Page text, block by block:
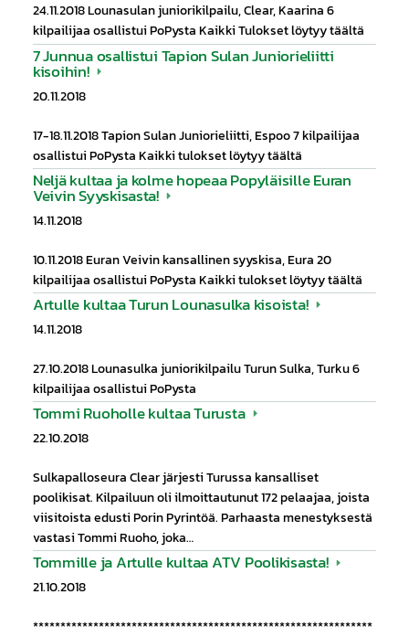
24.11.2018 Lounasulan juniorikilpailu, Clear, Kaarina 6
kilpailijaa osallistui PoPysta Kaikki Tulokset löytyy täältä
7 Junnua osallistui Tapion Sulan Juniorieliitti
kisoihin!
20.11.2018
17-18.11.2018 Tapion Sulan Juniorieliitti, Espoo 7 kilpailijaa
osallistui PoPysta Kaikki tulokset löytyy täältä
Neljä kultaa ja kolme hopeaa Popyläisille Euran
Veivin Syyskisasta!
14.11.2018
10.11.2018 Euran Veivin kansallinen syyskisa, Eura 20
kilpailijaa osallistui PoPysta Kaikki tulokset löytyy täältä
Artulle kultaa Turun Lounasulka kisoista!
14.11.2018
27.10.2018 Lounasulka juniorikilpailu Turun Sulka, Turku 6
kilpailijaa osallistui PoPysta
Tommi Ruoholle kultaa Turusta
22.10.2018
Sulkapalloseura Clear järjesti Turussa kansalliset
poolikisat. Kilpailuun oli ilmoittautunut 172 pelaajaa, joista
viisitoista edusti Porin Pyrintöä. Parhaasta menestyksestä
vastasi Tommi Ruoho, joka…
Tommille ja Artulle kultaa ATV Poolikisasta!
21.10.2018
**************************************************************